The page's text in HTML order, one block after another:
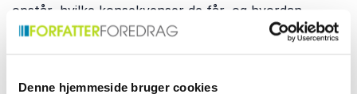
Denne hjemmeside bruger cookies
opstår, hvilke konsekvenser de får, og hvordan
erfaringerne kan bruges til at forstå nutidens